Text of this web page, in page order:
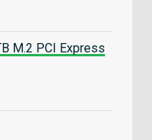
M.2 PCI Express